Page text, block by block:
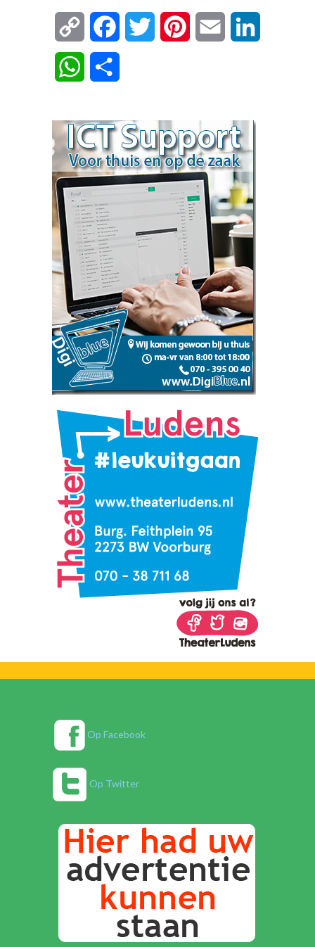
Copy
Link
FacebookTwitter Pinterest Email
WhatsApp
Op Facebook
Op Twitter